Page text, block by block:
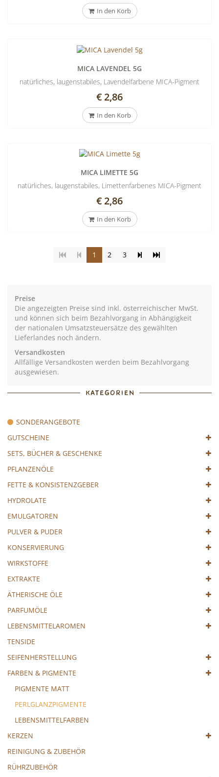
In den Korb
MICA LAVENDEL 5G
natürliches, laugenstabiles, Lavendelfarbene MICA-Pigment
€ 2,86
In den Korb
MICA LIMETTE 5G
natürliches, laugenstabiles, Limettenfarbenes MICA-Pigment
€ 2,86
In den Korb
1
(Aktuelle
Seite)
2 3
Seite Zur
Preise
Die angezeigten Preise sind inkl. österreichischer MwSt.
und können sich beim Bezahlvorgang in Abhängigkeit
der nationalen Umsatzsteuersätze des gewählten
Lieferlandes noch ändern.
Versandkosten
Allfällige Versandkosten werden beim Bezahlvorgang
ausgewiesen.
KATEGORIEN
SONDERANGEBOTE
GUTSCHEINE
SETS, BÜCHER & GESCHENKE
PFLANZENÖLE
FETTE & KONSISTENZGEBER
HYDROLATE
EMULGATOREN
PULVER & PUDER
KONSERVIERUNG
WIRKSTOFFE
EXTRAKTE
ÄTHERISCHE ÖLE
PARFUMÖLE
LEBENSMITTELAROMEN
TENSIDE
SEIFENHERSTELLUNG
FARBEN & PIGMENTE
PIGMENTE MATT
PERLGLANZPIGMENTE
LEBENSMITTELFARBEN
KERZEN
REINIGUNG & ZUBEHÖR
RÜHRZUBEHÖR